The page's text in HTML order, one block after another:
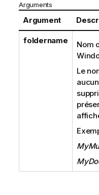
a
t
i
o
Arguments
Argument
foldername Nom
Le